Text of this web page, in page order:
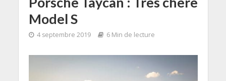
Model S
4 septembre 2019 6 Min de lecture